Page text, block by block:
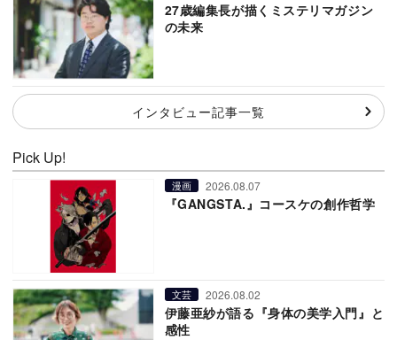
27歳編集長が描くミステリマガジン
の未来
インタビュー記事一覧
Pick Up!
漫画 2026.08.07
『GANGSTA.』コースケの創作哲学
文芸 2026.08.02
伊藤亜紗が語る『身体の美学入門』と
感性